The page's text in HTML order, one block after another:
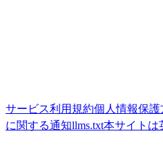
サービス利用規約個人情報保護
に関する通知llms.txt本サイトは